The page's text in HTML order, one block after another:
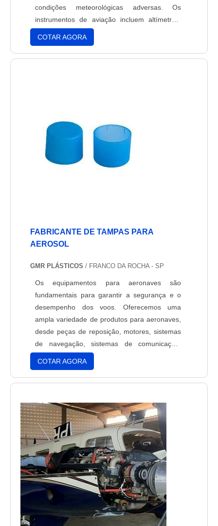
condições meteorológicas adversas. Os
instrumentos de aviação incluem altímetros,
variômetros, compasso magnético, indicadores
de direção, indicadores de velocidade,
indicadores de altitude, indicadores de
aeronave.
COTAR AGORA
FABRICANTE DE TAMPAS PARA
AEROSOL
GMR PLÁSTICOS/ FRANCO DA ROCHA - SP
Os equipamentos para aeronaves são
fundamentais para garantir a segurança e o
desempenho dos voos. Oferecemos uma
ampla variedade de produtos para aeronaves,
desde peças de reposição, motores, sistemas
de navegação, sistemas de comunicação,
sistemas de controle de voo, sistemas de
exaustão, sistemas de combustível, sistemas
de ar condicionado, sistemas de iluminação,
monitoramento e muito mais. Todos os nossos
equipamentos para aeronaves são fabricados
com materiais de alta qualidade e são
projetados para atender às mais rigorosas
normas de segurança. Nossos produtos são
testados e certificados para garantir a
segurança e o desempenho dos voos.
COTAR AGORA